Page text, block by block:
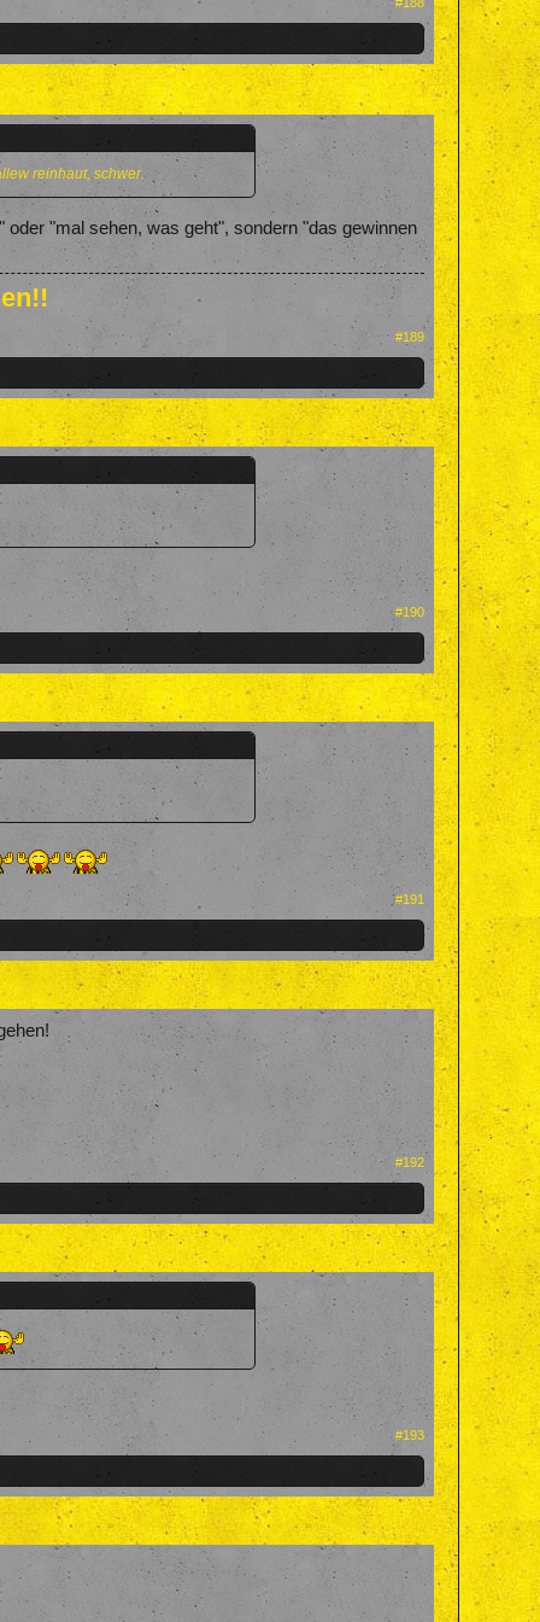
reinhaut, schwer.
"mal sehen, was geht", sondern "das gewinnen
#189
#190
#191
#192
#193